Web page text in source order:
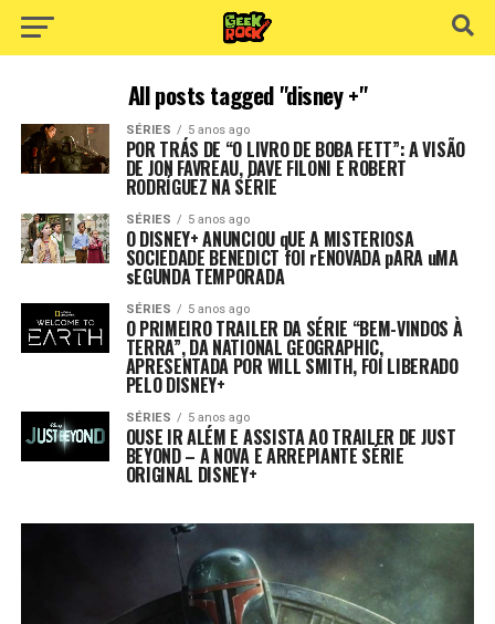
All posts tagged "disney +"
SÉRIES 5 anos ago
POR TRÁS DE “O LIVRO DE BOBA FETT”: A VISÃO
DE JON FAVREAU, DAVE FILONI E ROBERT
RODRÍGUEZ NA SÉRIE
SÉRIES 5 anos ago
O DISNEY+ ANUNCIOU qUE A MISTERIOSA
SOCIEDADE BENEDICT fOI rENOVADA pARA uMA
sEGUNDA TEMPORADA
SÉRIES 5 anos ago
O PRIMEIRO TRAILER DA SÉRIE “BEM-VINDOS À
TERRA”, DA NATIONAL GEOGRAPHIC,
APRESENTADA POR WILL SMITH, FOI LIBERADO
PELO DISNEY+
SÉRIES 5 anos ago
OUSE IR ALÉM E ASSISTA AO TRAILER DE JUST
BEYOND – A NOVA E ARREPIANTE SÉRIE
ORIGINAL DISNEY+